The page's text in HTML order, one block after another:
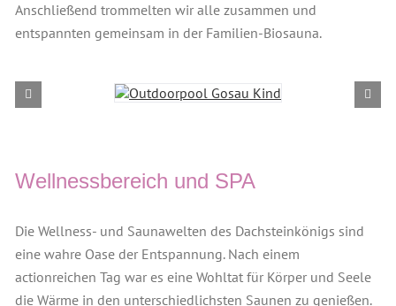
Anschließend trommelten wir alle zusammen und
entspannten gemeinsam in der Familien-Biosauna.
Wellnessbereich und SPA
Die Wellness- und Saunawelten des Dachsteinkönigs sind
eine wahre Oase der Entspannung. Nach einem
actionreichen Tag war es eine Wohltat für Körper und Seele
die Wärme in den unterschiedlichsten Saunen zu genießen.